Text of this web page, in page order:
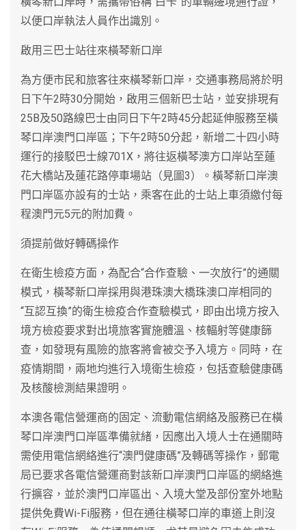
以便口岸執法人員作出識別。
啟用三巴士站往來橫琴新口岸
為方便市民和旅客往來橫琴新口岸，交通事務局將於明
日下午2時30分開始，啟用三個新巴士站，並安排現有
25B及50路線巴士由同日下午2時45分起延伸服務至橫
琴口岸澳門口岸區；下午2時50分起，新增二十四小時
運行的接駁巴士線701X，將往返橫琴澳方口岸站至蓮
花大橋站及蓮花路停車場站（見圖3）。橫琴新口岸澳
門口岸區亦設有的士站，乘客在此的士站上車須繳付每
程澳門元5元的附加費。
須提前做好轉碼操作
在衛生檢疫方面，為配合“合作查驗、一次放行”的通關
模式，橫琴新口岸採用與港珠澳大橋珠澳口岸相同的
“互認互換”的衛生檢疫合作查驗模式，即由出境方按入
境方檢疫要求對出境旅客實施體溫、核輻射等健康篩
查，如發現有風險的旅客將會被交予入境方。同時，在
疫情期間，兩地均進行入境衛生檢疫，包括查驗健康碼
及核酸檢測結果證明。
本澳各電信營運商的固定、流動電信網絡及服務已在橫
琴口岸澳門口岸區準備就緒，因應出入境人士在通關時
需使用電信網絡進行“澳門健康碼”及轉碼等操作，郵電
局已要求各電信營運商對該新口岸澳門口岸區的網絡進
行擴容，並於澳門口岸區出、入境大堂及部份室外地點
提供免費Wi-Fi服務，但在通往橫琴口岸的車道上則沒